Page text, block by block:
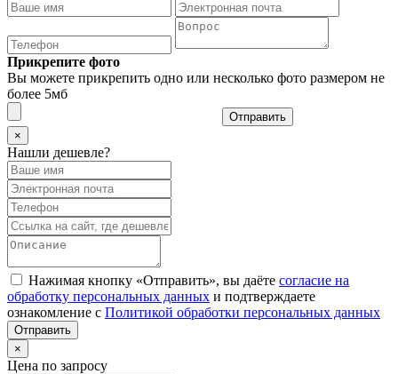
Прикрепите фото
Вы можете прикрепить одно или несколько фото размером не
более 5мб
Отправить
×
Нашли дешевле?
Нажимая кнопку «Отправить», вы даёте согласие на
обработку персональных данных и подтверждаете
ознакомление с Политикой обработки персональных данных
×
Цена по запросу